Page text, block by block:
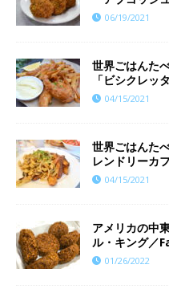
06/19/2021
世界ごはんた
「ビシクレッタ
04/15/2021
世界ごはんた
レンドリーカ
04/15/2021
アメリカの中
ル・キング／
01/26/2022